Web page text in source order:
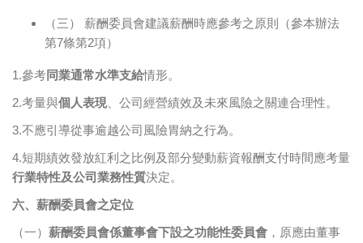
（三） 薪酬委員會建議薪酬時應參考之原則（參本辦法
第7條第2項）
1.參考同業通常水準支給情形。
2.考量與個人表現、公司經營績效及未來風險之關連合理性。
3.不應引導從事逾越公司風險胃納之行為。
4.短期績效發放紅利之比例及部分變動薪資報酬支付時間應考量
行業特性及公司業務性質決定。
六、薪酬委員會之定位
（一） 薪酬委員會係董事會下設之功能性委員會 ，原應由董事